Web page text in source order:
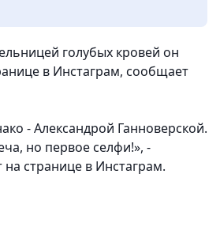
голубых кровей он
в Инстаграм, сообщает
- Александрой Ганноверской.
но первое селфи!», -
странице в Инстаграм.